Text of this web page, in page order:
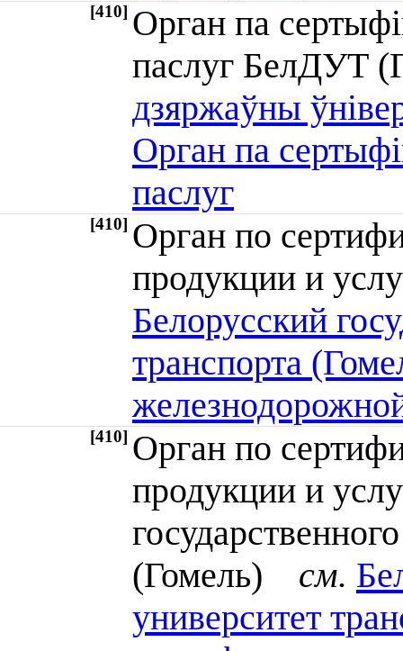
[410] Орган па
паслуг БелДУТ
дзяржаўны
Орган па
паслуг
[410] Орган по
продукции и
Белорусский
транспорта
[410] Орган по
продукции и
(Гомель) см.
университет